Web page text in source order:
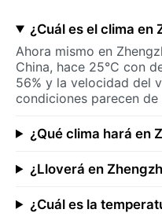
¿Cuál es el clima en
Ahora mismo en
China, hace 25°C con
56% y la velocidad del
condiciones parecen de
¿Qué clima hará en
¿Lloverá en
¿Cuál es la